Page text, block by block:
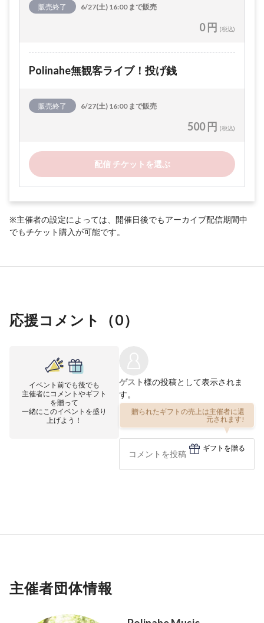
販売終了 6/27(土) 16:00 まで販売
0 円 (税込)
Polinahe無観客ライブ！投げ銭
販売終了 6/27(土) 16:00 まで販売
500 円 (税込)
配信 チケットを選ぶ
※主催者の設定によっては、開催日後でもアーカイブ配信期間中
でもチケット購入が可能です。
応援コメント（0）
イベント前でも後でも
主催者にコメントやギフト
を贈って
一緒にこのイベントを盛り
上げよう！
ゲスト様の投稿として表示されま
す。
贈られたギフトの売上は主催者に還
元されます!
ギフトを贈る
主催者団体情報